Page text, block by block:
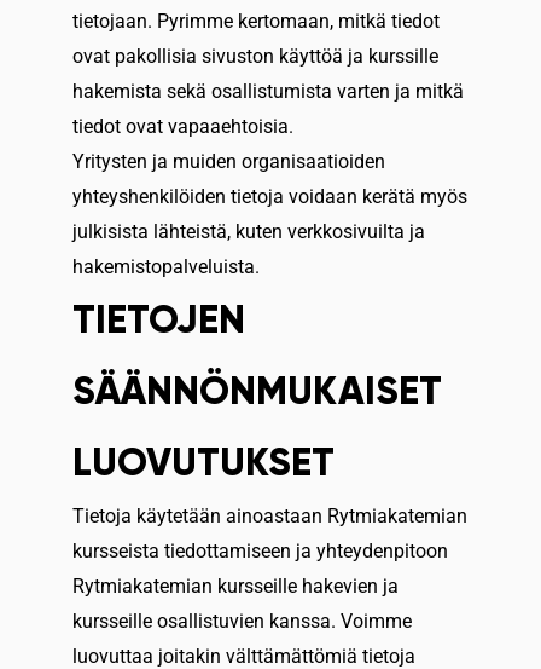
tietojaan. Pyrimme kertomaan, mitkä tiedot
ovat pakollisia sivuston käyttöä ja kurssille
hakemista sekä osallistumista varten ja mitkä
tiedot ovat vapaaehtoisia.
Yritysten ja muiden organisaatioiden
yhteyshenkilöiden tietoja voidaan kerätä myös
julkisista lähteistä, kuten verkkosivuilta ja
hakemistopalveluista.
TIETOJEN
SÄÄNNÖNMUKAISET
LUOVUTUKSET
Tietoja käytetään ainoastaan Rytmiakatemian
kursseista tiedottamiseen ja yhteydenpitoon
Rytmiakatemian kursseille hakevien ja
kursseille osallistuvien kanssa. Voimme
luovuttaa joitakin välttämättömiä tietoja